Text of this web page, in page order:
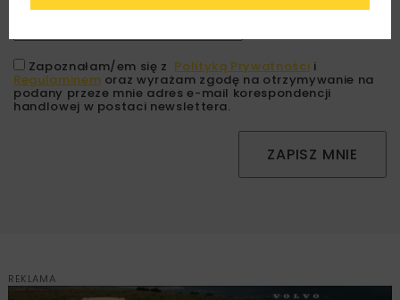
Zapoznałam/em się z Polityką Prywatności i
Regulaminem oraz wyrażam zgodę na otrzymywanie na
podany przeze mnie adres e-mail korespondencji
handlowej w postaci newslettera.
ZAPISZ MNIE
REKLAMA